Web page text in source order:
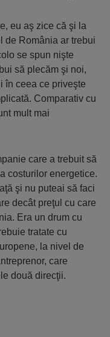
eu aş zice că şi la
de România ar trebui
se spun nişte
să plecăm şi noi,
în ceea ce priveşte
Comparativ cu
mult mai
care a trebuit să
costurilor energetice.
şi nu puteai să faci
decât preţul cu care
Era un drum cu
tratate cu
la nivel de
care
două direcţii.